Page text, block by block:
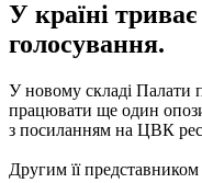
У країні триває
голосування.
У новому складі Палати
працювати ще один
з посиланням на ЦВК
Другим її